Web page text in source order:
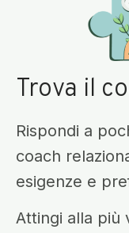
Trova il
Rispondi a
coach
esigenze e
Attingi alla più